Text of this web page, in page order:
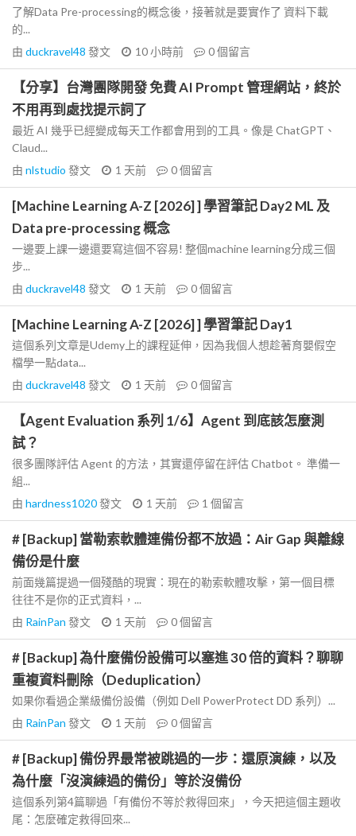
了解Data Pre-processing的概念後，接著就是要實作了 資料下載
的...
由 duckravel48 發文 10 小時前 0個留言
【分享】台灣團隊開發 免費 AI Prompt 管理網站，終於
不用再到處找提示詞了
最近 AI 幾乎已經變成每天工作都會用到的工具。像是 ChatGPT、
Claud...
由 nlstudio 發文 1 天前 0個留言
[Machine Learning A-Z [2026] ] 學習筆記 Day2 ML 及
Data pre-processing 概念
一邊要上課一邊還要寫這個不容易! 整個machine learning分成三個
步...
由 duckravel48 發文 1 天前 0個留言
[Machine Learning A-Z [2026] ] 學習筆記 Day1
這個系列文章是Udemy上的課程延伸，因為我個人想趁著育嬰假空
檔學一點data...
由 duckravel48 發文 1 天前 0個留言
【Agent Evaluation 系列 1/6】Agent 到底該怎麼測
試？
很多團隊評估 Agent 的方法，其實還停留在評估 Chatbot。 準備一
組...
由 hardness1020發文 1 天前 1 個留言
# [Backup] 當勒索軟體連備份都不放過：Air Gap 與離線
備份是什麼
前面幾篇提過一個殘酷的現實：現在的勒索軟體攻擊，第一個目標
往往不是你的正式資料，...
由 RainPan 發文 1 天前 0個留言
# [Backup] 為什麼備份設備可以塞進 30 倍的資料？聊聊
重複資料刪除（Deduplication）
如果你看過企業級備份設備（例如 Dell PowerProtect DD 系列）...
由 RainPan 發文 1 天前 0個留言
# [Backup] 備份界最常被跳過的一步：還原演練，以及
為什麼「沒演練過的備份」等於沒備份
這個系列第4篇聊過「有備份不等於救得回來」，今天把這個主題收
尾：怎麼確定救得回來...